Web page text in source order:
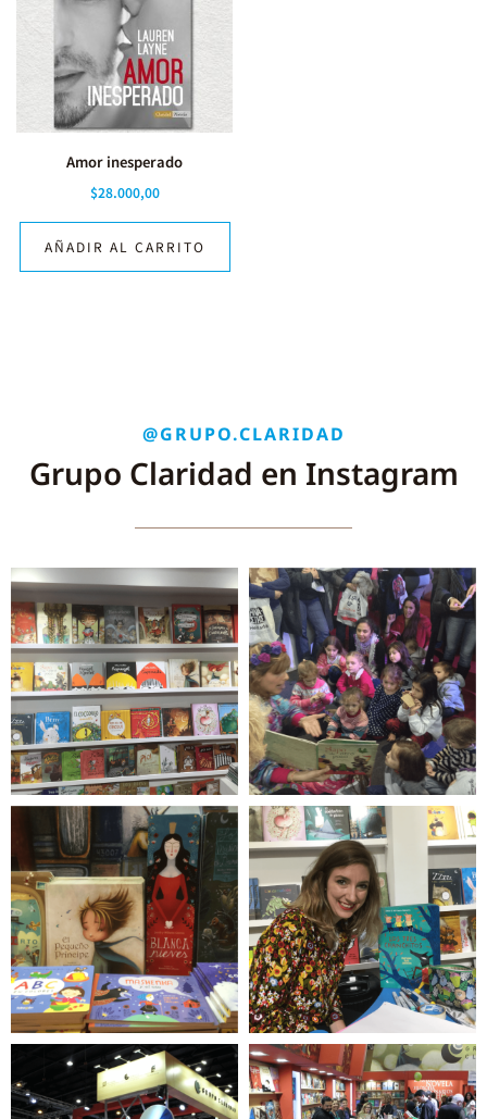
Amor inesperado
$28.000,00
AÑADIR AL CARRITO
@GRUPO.CLARIDAD
Grupo Claridad en Instagram